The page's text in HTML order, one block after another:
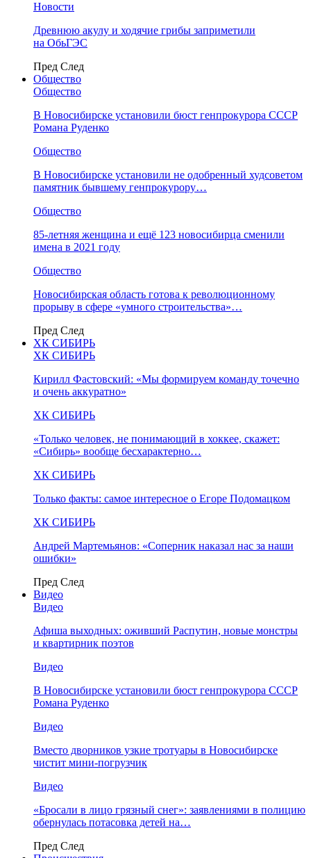
Новости
Древнюю акулу и ходячие грибы заприметили
на ОбьГЭС
Пред След
Общество
Общество
В Новосибирске установили бюст генпрокурора СССР
Романа Руденко
Общество
В Новосибирске установили не одобренный худсоветом
памятник бывшему генпрокурору…
Общество
85-летняя женщина и ещё 123 новосибирца сменили
имена в 2021 году
Общество
Новосибирская область готова к революционному
прорыву в сфере «умного строительства»…
Пред След
ХК СИБИРЬ
ХК СИБИРЬ
Кирилл Фастовский: «Мы формируем команду точечно
и очень аккуратно»
ХК СИБИРЬ
«Только человек, не понимающий в хоккее, скажет:
«Сибирь» вообще бесхарактерно…
ХК СИБИРЬ
Только факты: самое интересное о Егоре Подомацком
ХК СИБИРЬ
Андрей Мартемьянов: «Соперник наказал нас за наши
ошибки»
Пред След
Видео
Видео
Афиша выходных: оживший Распутин, новые монстры
и квартирник поэтов
Видео
В Новосибирске установили бюст генпрокурора СССР
Романа Руденко
Видео
Вместо дворников узкие тротуары в Новосибирске
чистит мини-погрузчик
Видео
«Бросали в лицо грязный снег»: заявлениями в полицию
обернулась потасовка детей на…
Пред След